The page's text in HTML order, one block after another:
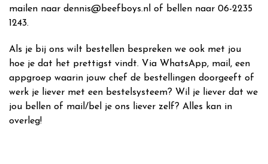
mailen naar dennis@beefboys.nl of bellen naar 06-2235
1243.
Als je bij ons wilt bestellen bespreken we ook met jou
hoe je dat het prettigst vindt. Via WhatsApp, mail, een
appgroep waarin jouw chef de bestellingen doorgeeft of
werk je liever met een bestelsysteem? Wil je liever dat we
jou bellen of mail/bel je ons liever zelf? Alles kan in
overleg!